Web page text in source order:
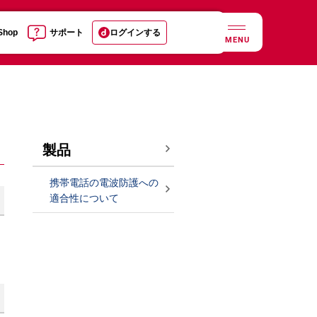
サポート ログインする
MENU
製品
携帯電話の電波防護への
適合性について